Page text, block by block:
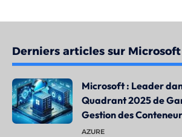
Derniers articles sur
Microsoft : Leader
Quadrant 2025 de
Gestion des
AZURE